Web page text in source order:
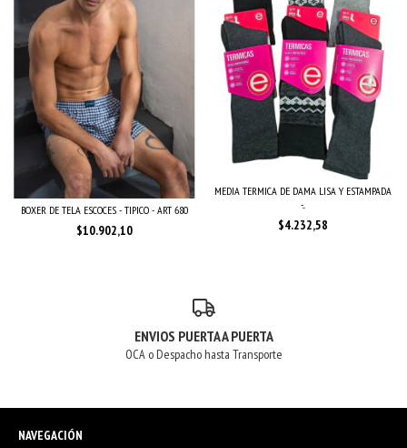
BOXER DE TELA ESCOCES - TIPICO - ART 680
$10.902,10
MEDIA TERMICA DE DAMA LISA Y ESTAMPADA
-...
$4.232,58
ENVIOS PUERTA A PUERTA
OCA o Despacho hasta Transporte
NAVEGACIÓN